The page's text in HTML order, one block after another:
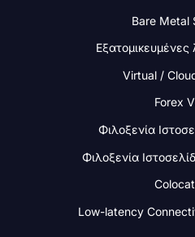
Bare Metal
Εξατομικευμένες
Virtual /
Forex
Φιλοξενία
Φιλοξενία
Low-latency